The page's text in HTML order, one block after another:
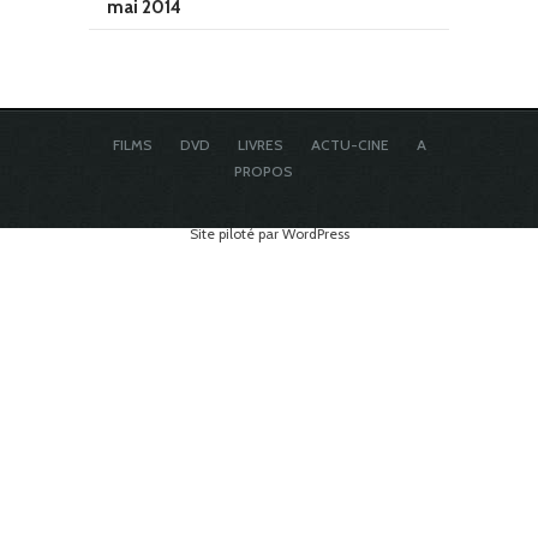
mai 2014
FILMS DVD LIVRES ACTU-CINE
A
PROPOS
Site piloté par WordPress